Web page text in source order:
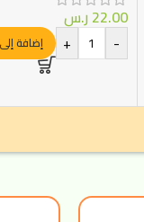
22.00ر.س
-
+ إضافة